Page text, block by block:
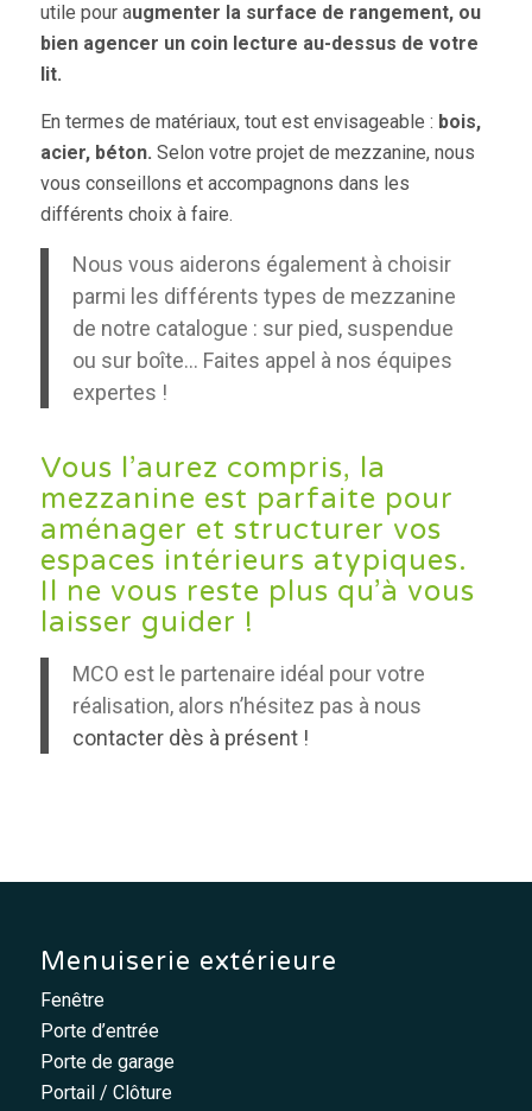
utile pour augmenter la surface de rangement, ou
bien agencer un coin lecture au-dessus de votre
lit.
En termes de matériaux, tout est envisageable : bois,
acier, béton. Selon votre projet de mezzanine, nous
vous conseillons et accompagnons dans les
différents choix à faire.
Nous vous aiderons également à choisir
parmi les différents types de mezzanine
de notre catalogue : sur pied, suspendue
ou sur boîte… Faites appel à nos équipes
expertes !
Vous l’aurez compris, la
mezzanine est parfaite pour
aménager et structurer vos
espaces intérieurs atypiques.
Il ne vous reste plus qu’à vous
laisser guider !
MCO est le partenaire idéal pour votre
réalisation, alors n’hésitez pas à nous
contacter dès à présent !
Menuiserie extérieure
Fenêtre
Porte d’entrée
Porte de garage
Portail / Clôture